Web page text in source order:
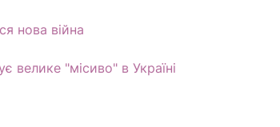
нова війна
велике "місиво" в Україні